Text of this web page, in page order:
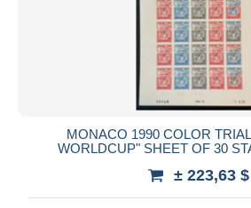
MONACO 1990 COLOR
WORLDCUP" SHEET OF 30
± 223,63 $